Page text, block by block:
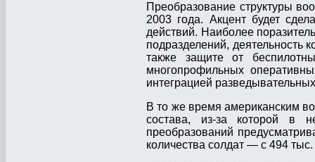
Преобразование структуры
2003 года. Акцент будет
действий. Наиболее
подразделений, деятельность
также защите от
многопрофильных
интеграцией
В то же время американским
состава, из-за которой в
преобразований
количества солдат — с 494